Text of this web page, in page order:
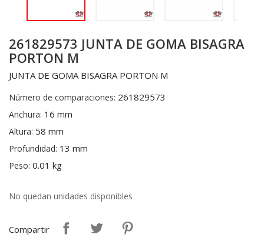
261829573 JUNTA DE GOMA BISAGRA
PORTON M
JUNTA DE GOMA BISAGRA PORTON M
Número de comparaciones: 261829573
Anchura: 16 mm
Altura: 58 mm
Profundidad: 13 mm
Peso: 0.01 kg
No quedan unidades disponibles
Compartir